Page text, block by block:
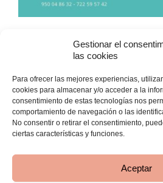
Gestionar el
las cookies
Para ofrecer las mejores experiencias,
cookies para almacenar y/o acceder a la
consentimiento de estas tecnologías nos
comportamiento de navegación o las
No consentir o retirar el consentimiento,
ciertas características y funciones.
Aceptar
KIDFIT
FUNCIONAL
El objetivo principal de las
es la iniciación de los más
Los/as niños/as
oportunidad de realizar una